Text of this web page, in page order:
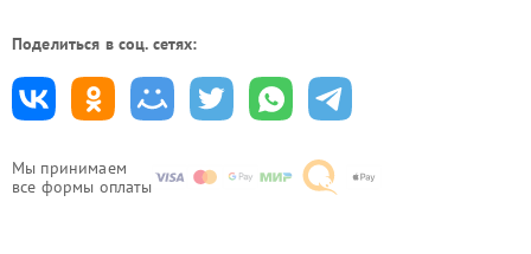
Мы принимаем
все формы оплаты
Поделиться в соц. сетях: